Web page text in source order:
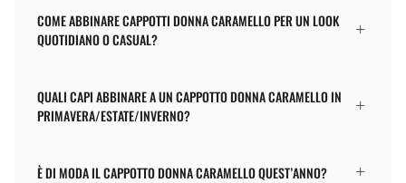
COME ABBINARE CAPPOTTI DONNA CARAMELLO PER UN LOOK
QUOTIDIANO O CASUAL?
QUALI CAPI ABBINARE A UN CAPPOTTO DONNA CARAMELLO IN
PRIMAVERA/ESTATE/INVERNO?
È DI MODA IL CAPPOTTO DONNA CARAMELLO QUEST’ANNO?